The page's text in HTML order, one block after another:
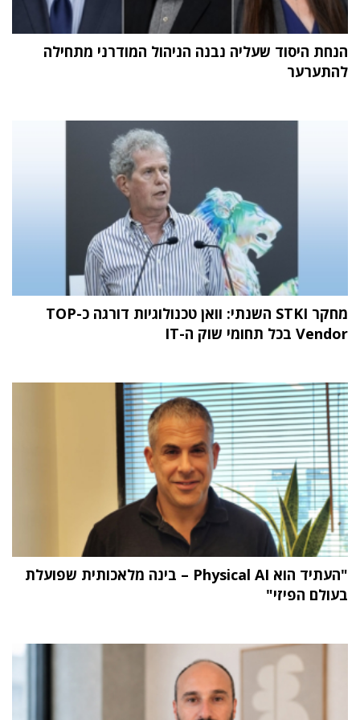
הנחת היסוד שעליה נבנה הניהול המודרני מתחילה
להתערער
מחקר STKI השנתי: וואן טכנולוגיות דורגה כ-TOP
Vendor בכל תחומי שוק ה-IT
"העתיד הוא Physical AI – בינה מלאכותית שפועלת
בעולם הפיזי"